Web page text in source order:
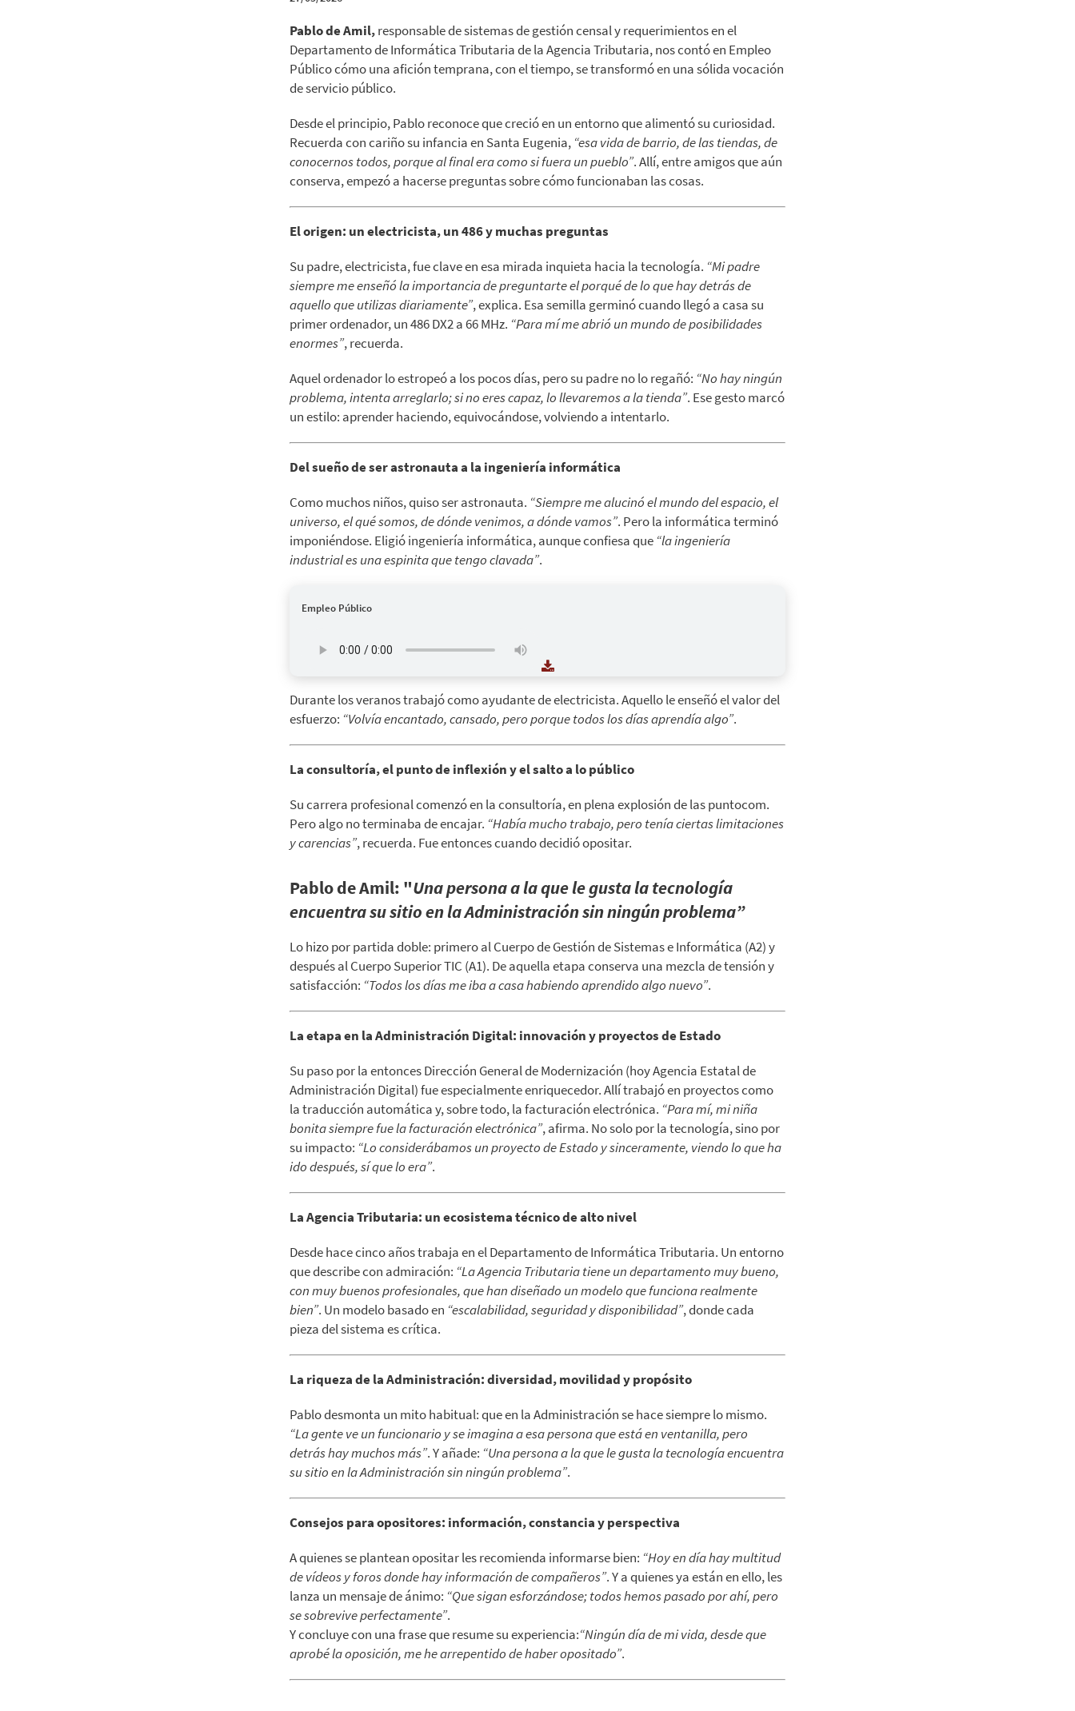
Pablo de Amil,responsable de sistemas de gestión censal y requerimientos en el
Departamento de Informática Tributaria de la Agencia Tributaria, nos contó en Empleo
Público cómo una afición temprana, con el tiempo, se transformó en una sólida vocación
de servicio público.
Desde el principio, Pablo reconoce que creció en un entorno que alimentó su curiosidad.
Recuerda con cariño su infancia en Santa Eugenia, “esa vida de barrio, de las tiendas, de
conocernos todos, porque al final era como si fuera un pueblo”. Allí, entre amigos que aún
conserva, empezó a hacerse preguntas sobre cómo funcionaban las cosas.
El origen: un electricista, un 486 y muchas preguntas
Su padre, electricista, fue clave en esa mirada inquieta hacia la tecnología. “Mi padre
siempre me enseñó la importancia de preguntarte el porqué de lo que hay detrás de
aquello que utilizas diariamente”, explica. Esa semilla germinó cuando llegó a casa su
primer ordenador, un 486 DX2 a 66 MHz. “Para mí me abrió un mundo de posibilidades
enormes”, recuerda.
Aquel ordenador lo estropeó a los pocos días, pero su padre no lo regañó: “No hay ningún
problema, intenta arreglarlo; si no eres capaz, lo llevaremos a la tienda”. Ese gesto marcó
un estilo: aprender haciendo, equivocándose, volviendo a intentarlo.
Del sueño de ser astronauta a la ingeniería informática
Como muchos niños, quiso ser astronauta. “Siempre me alucinó el mundo del espacio, el
universo, el qué somos, de dónde venimos, a dónde vamos”. Pero la informática terminó
imponiéndose. Eligió ingeniería informática, aunque confiesa que “la ingeniería
industrial es una espinita que tengo clavada”.
Empleo Público
Durante los veranos trabajó como ayudante de electricista. Aquello le enseñó el valor del
esfuerzo: “Volvía encantado, cansado, pero porque todos los días aprendía algo”.
La consultoría, el punto de inflexión y el salto a lo público
Su carrera profesional comenzó en la consultoría, en plena explosión de las puntocom.
Pero algo no terminaba de encajar. “Había mucho trabajo, pero tenía ciertas limitaciones
y carencias”, recuerda. Fue entonces cuando decidió opositar.
Pablo de Amil: "Una persona a la que le gusta la tecnología
encuentra su sitio en la Administración sin ningún problema”
Lo hizo por partida doble: primero al Cuerpo de Gestión de Sistemas e Informática (A2) y
después al Cuerpo Superior TIC (A1). De aquella etapa conserva una mezcla de tensión y
satisfacción: “Todos los días me iba a casa habiendo aprendido algo nuevo”.
La etapa en la Administración Digital: innovación y proyectos de Estado
Su paso por la entonces Dirección General de Modernización (hoy Agencia Estatal de
Administración Digital) fue especialmente enriquecedor. Allí trabajó en proyectos como
la traducción automática y, sobre todo, la facturación electrónica. “Para mí, mi niña
bonita siempre fue la facturación electrónica”, afirma. No solo por la tecnología, sino por
su impacto: “Lo considerábamos un proyecto de Estado y sinceramente, viendo lo que ha
ido después, sí que lo era”.
La Agencia Tributaria: un ecosistema técnico de alto nivel
Desde hace cinco años trabaja en el Departamento de Informática Tributaria. Un entorno
que describe con admiración: “La Agencia Tributaria tiene un departamento muy bueno,
con muy buenos profesionales, que han diseñado un modelo que funciona realmente
bien”. Un modelo basado en “escalabilidad, seguridad y disponibilidad”, donde cada
pieza del sistema es crítica.
La riqueza de la Administración: diversidad, movilidad y propósito
Pablo desmonta un mito habitual: que en la Administración se hace siempre lo mismo.
“La gente ve un funcionario y se imagina a esa persona que está en ventanilla, pero
detrás hay muchos más”. Y añade: “Una persona a la que le gusta la tecnología encuentra
su sitio en la Administración sin ningún problema”.
Consejos para opositores: información, constancia y perspectiva
A quienes se plantean opositar les recomienda informarse bien: “Hoy en día hay multitud
de vídeos y foros donde hay información de compañeros”. Y a quienes ya están en ello, les
lanza un mensaje de ánimo: “Que sigan esforzándose; todos hemos pasado por ahí, pero
se sobrevive perfectamente”.
Y concluye con una frase que resume su experiencia:“Ningún día de mi vida, desde que
aprobé la oposición, me he arrepentido de haber opositado”.